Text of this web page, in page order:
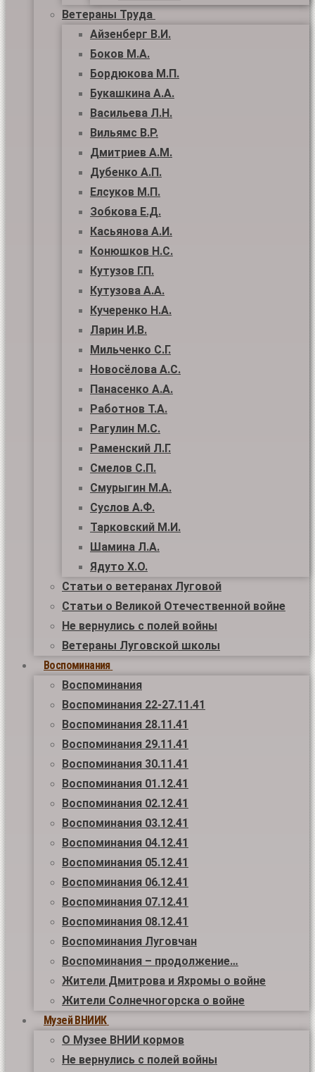
Ветераны Труда
Айзенберг В.И.
Боков М.А.
Бордюкова М.П.
Букашкина А.А.
Васильева Л.Н.
Вильямс В.Р.
Дмитриев А.М.
Дубенко А.П.
Елсуков М.П.
Зобкова Е.Д.
Касьянова А.И.
Конюшков Н.С.
Кутузов Г.П.
Кутузова А.А.
Кучеренко Н.А.
Ларин И.В.
Мильченко С.Г.
Новосёлова А.С.
Панасенко А.А.
Работнов Т.А.
Рагулин М.С.
Раменский Л.Г.
Смелов С.П.
Смурыгин М.А.
Суслов А.Ф.
Тарковский М.И.
Шамина Л.А.
Ядуто Х.О.
Статьи о ветеранах Луговой
Статьи о Великой Отечественной войне
Не вернулись с полей войны
Ветераны Луговской школы
Воспоминания
Воспоминания
Воспоминания 22-27.11.41
Воспоминания 28.11.41
Воспоминания 29.11.41
Воспоминания 30.11.41
Воспоминания 01.12.41
Воспоминания 02.12.41
Воспоминания 03.12.41
Воспоминания 04.12.41
Воспоминания 05.12.41
Воспоминания 06.12.41
Воспоминания 07.12.41
Воспоминания 08.12.41
Воспоминания Луговчан
Воспоминания – продолжение…
Жители Дмитрова и Яхромы о войне
Жители Солнечногорска о войне
Музей ВНИИК
О Музее ВНИИ кормов
Не вернулись с полей войны